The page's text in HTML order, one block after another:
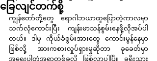
ခြေလျင်တက်စို့
ကျွန်တော်တို့တွေ ရောဂါဘယာထူပြောတဲ့ကာလမှာ
သက်လုံကောင်းပြီး ကျန်းမာသန်စွမ်းနေဖို့လိုအပ်ပါ
တယ်။ ဒါမှ ကိုယ်ခံစွမ်းအားတွေ ကောင်းမွန်နေမှာ
ဖြစ်လို့ အားကစားလှုပ်ရှားမှုဆိုတာ ခုခေတ်မှာ
အရေးပါတဲ့အရာတစ်ခုလို ဖြစ်လာပါပြီ။ ခရီးသွား